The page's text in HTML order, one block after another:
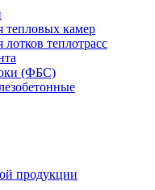
тепловых камер
теплотрасс
(ФБС)
продукции